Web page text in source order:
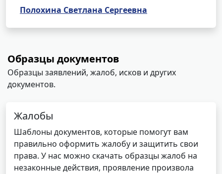
Полохина Светлана Сергеевна
Образцы документов
Образцы заявлений, жалоб, исков и других
документов.
Жалобы
Шаблоны документов, которые помогут вам
правильно оформить жалобу и защитить свои
права. У нас можно скачать образцы жалоб на
незаконные действия, проявление произвола